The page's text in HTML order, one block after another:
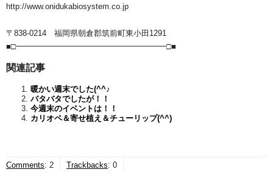
http://www.onidukabiosystem.co.jp
〒838-0214 福岡県朝倉郡筑前町東小田1291
■□━━━━━━━━━━━━━━━━━━━□■
関連記事
暖かい週末でした(^^♪
バタバタでしたが！！
今週末のイベントは！！
カリオペ＆寄せ植え＆チューリップ(^^)
Comments: 2 Trackbacks: 0